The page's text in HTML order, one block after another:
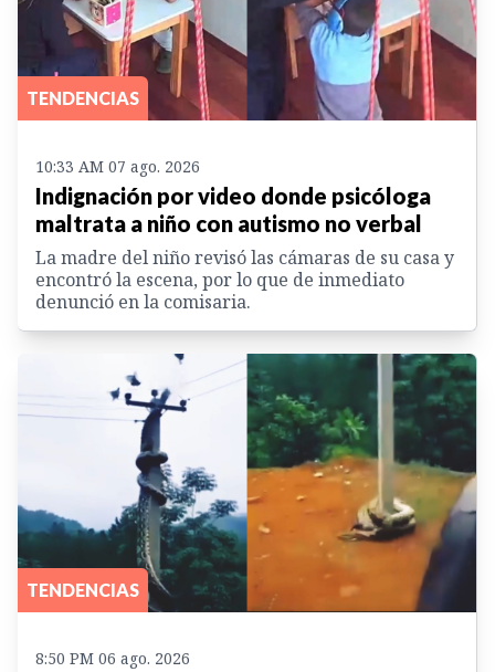
TENDENCIAS
10:33 AM 07 ago. 2026
Indignación por video donde psicóloga
maltrata a niño con autismo no verbal
La madre del niño revisó las cámaras de su casa y
encontró la escena, por lo que de inmediato
denunció en la comisaria.
TENDENCIAS
8:50 PM 06 ago. 2026